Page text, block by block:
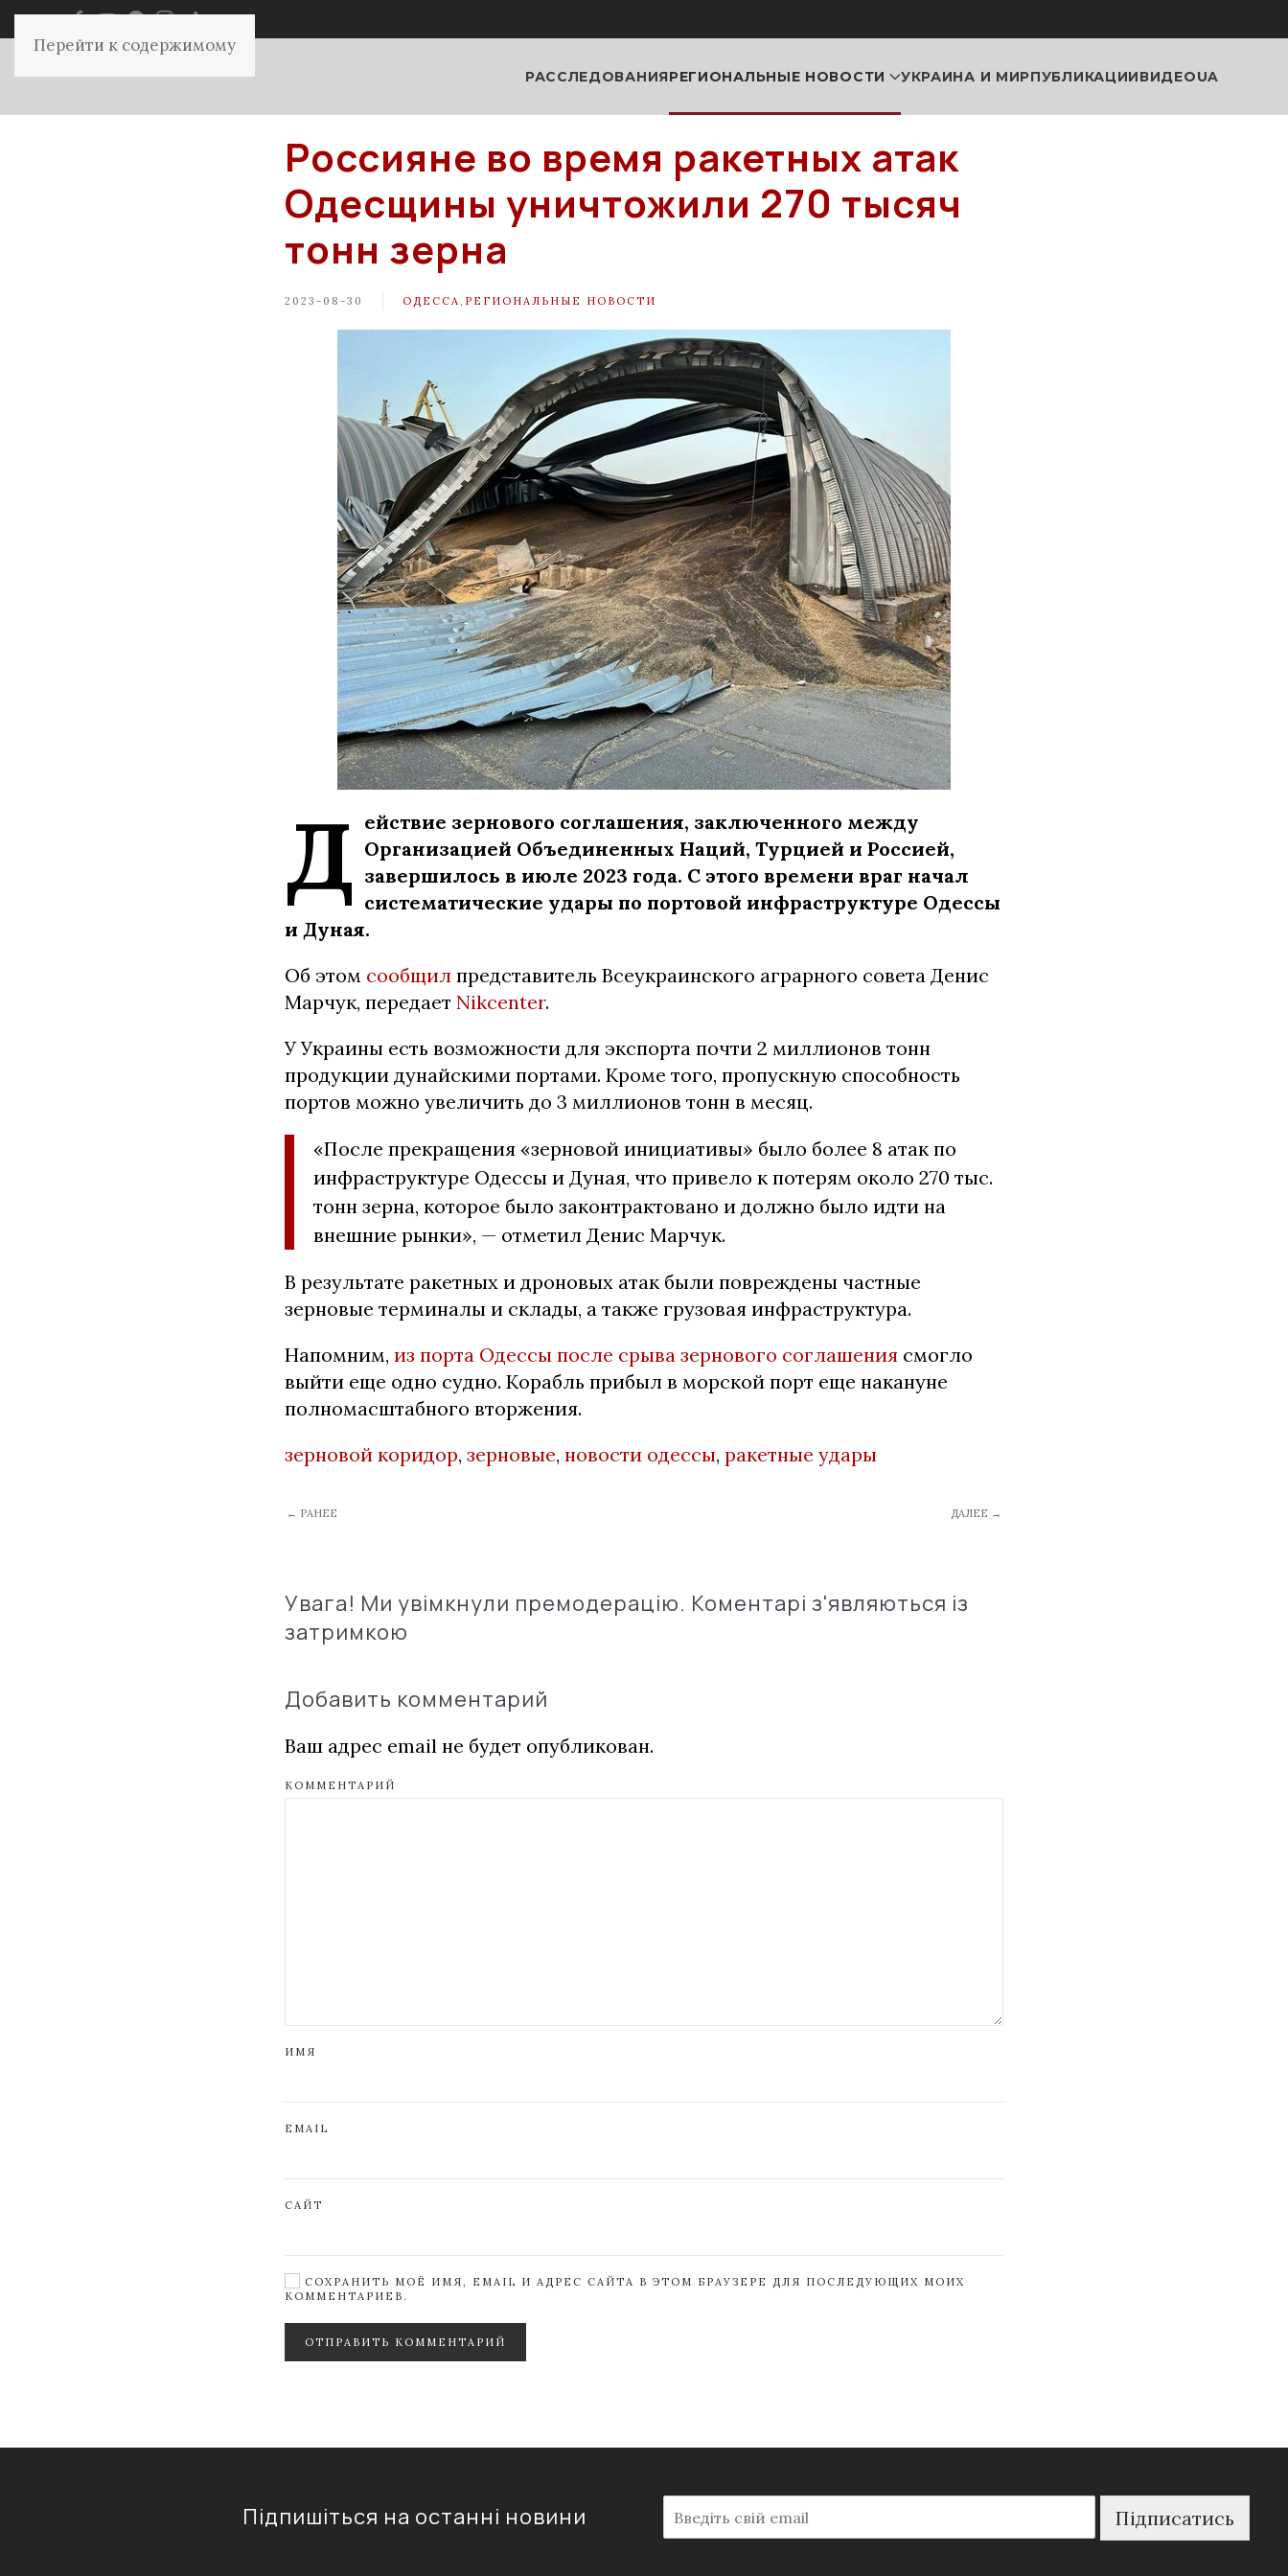
Перейти к содержимому
РАССЛЕДОВАНИЯРЕГИОНАЛЬНЫЕ НОВОСТИ УКРАИНА И МИРПУБЛИКАЦИИВИДЕОUA
Россияне во время ракетных атак
Одесщины уничтожили 270 тысяч
тонн зерна
2023-08-30 ОДЕССА РЕГИОНАЛЬНЫЕ НОВОСТИ
Д ействие зернового соглашения, заключенного между
Организацией Объединенных Наций, Турцией и Россией,
завершилось в июле 2023 года. С этого времени враг начал
систематические удары по портовой инфраструктуре Одессы
и Дуная.
Об этом сообщил представитель Всеукраинского аграрного совета Денис
Марчук, передает Nikcenter.
У Украины есть возможности для экспорта почти 2 миллионов тонн
продукции дунайскими портами. Кроме того, пропускную способность
портов можно увеличить до 3 миллионов тонн в месяц.
«После прекращения «зерновой инициативы» было более 8 атак по
инфраструктуре Одессы и Дуная, что привело к потерям около 270 тыс.
тонн зерна, которое было законтрактовано и должно было идти на
внешние рынки», — отметил Денис Марчук.
В результате ракетных и дроновых атак были повреждены частные
зерновые терминалы и склады, а также грузовая инфраструктура.
Напомним, из порта Одессы после срыва зернового соглашения смогло
выйти еще одно судно. Корабль прибыл в морской порт еще накануне
полномасштабного вторжения.
зерновой коридор, зерновые, новости одессы, ракетные удары
← РАНЕЕ ДАЛЕЕ →
Увага! Ми увімкнули премодерацію. Коментарі з'являються із
затримкою
Добавить комментарий
Ваш адрес email не будет опубликован.
КОММЕНТАРИЙ
ИМЯ
EMAIL
САЙТ
СОХРАНИТЬ МОЁ ИМЯ, EMAIL И АДРЕС САЙТА В ЭТОМ БРАУЗЕРЕ ДЛЯ ПОСЛЕДУЮЩИХ МОИХ
КОММЕНТАРИЕВ.
ОТПРАВИТЬ КОММЕНТАРИЙ
Підпишіться на останні новини
m
a
Підписатись